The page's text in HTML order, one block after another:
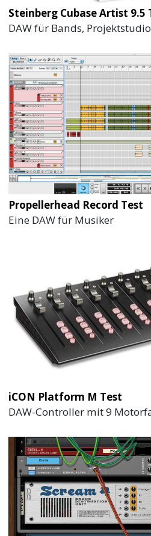
Steinberg Cubase Artist 9.5
DAW für Bands,
Propellerhead Record Test
Eine DAW für Musiker
iCON Platform M Test
DAW-Controller mit 9